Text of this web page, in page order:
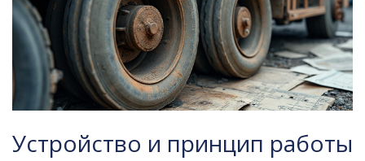
Устройство и принцип работы